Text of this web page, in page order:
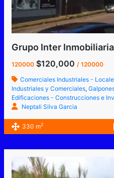
120000 $120,000 / 120000
Comerciales Industriales -
Industriales y Comerciales,
Edificaciones - Construcciones e
Neptali Silva Garcia
330 m2